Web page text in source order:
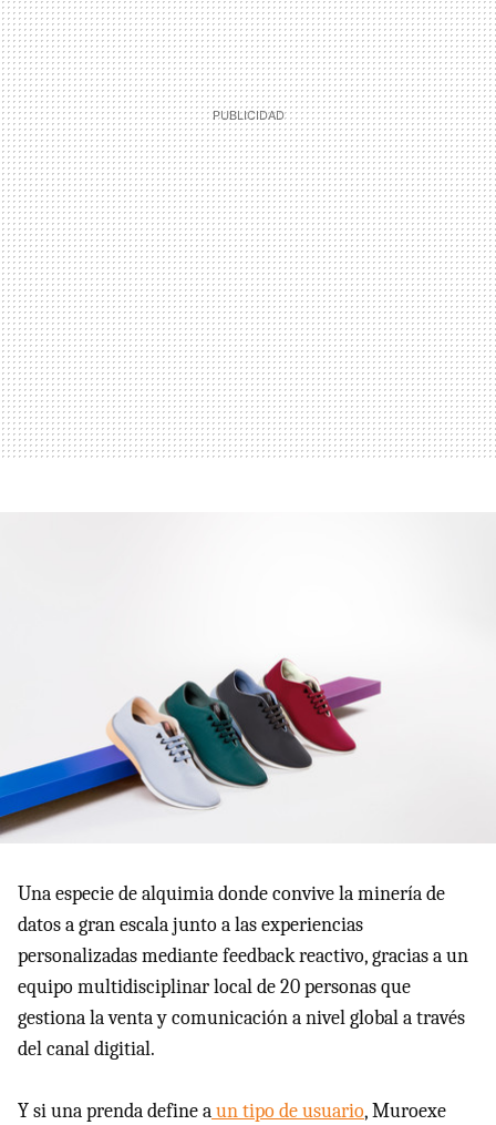
Una especie de alquimia donde convive la minería de
datos a gran escala junto a las experiencias
personalizadas mediante feedback reactivo, gracias a un
equipo multidisciplinar local de 20 personas que
gestiona la venta y comunicación a nivel global a través
del canal digitial.
Y si una prenda define aun tipo de usuario, Muroexe